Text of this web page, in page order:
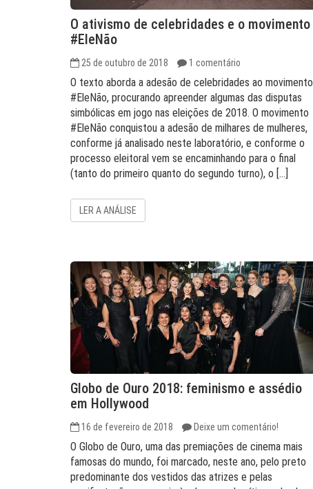
O ativismo de celebridades e o movimento
#EleNão
25 de outubro de 2018 1 comentário
O texto aborda a adesão de celebridades ao movimento
#EleNão, procurando apreender algumas das disputas
simbólicas em jogo nas eleições de 2018. O movimento
#EleNão conquistou a adesão de milhares de mulheres,
conforme já analisado neste laboratório, e conforme o
processo eleitoral vem se encaminhando para o final
(tanto do primeiro quanto do segundo turno), o […]
LER A ANÁLISE
Globo de Ouro 2018: feminismo e assédio
em Hollywood
16 de fevereiro de 2018 Deixe um comentário!
O Globo de Ouro, uma das premiações de cinema mais
famosas do mundo, foi marcado, neste ano, pelo preto
predominante dos vestidos das atrizes e pelas